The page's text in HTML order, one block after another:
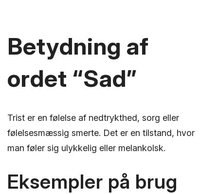
Betydning af
ordet “Sad”
Trist er en følelse af nedtrykthed, sorg eller
følelsesmæssig smerte. Det er en tilstand, hvor
man føler sig ulykkelig eller melankolsk.
Eksempler på brug